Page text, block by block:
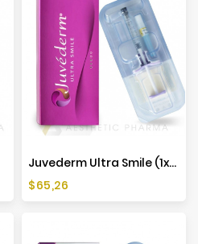
Juvederm Ultra Smile (1x0,55ml)
Cena
$65,26